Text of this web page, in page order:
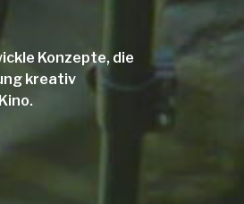
Konzepte, die
kreativ